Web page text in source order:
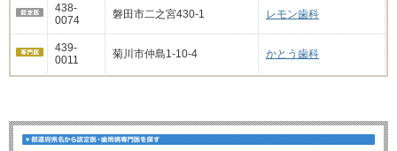
438-
0074
磐田市二之宮430-1 レモン歯科
439-
0011
菊川市仲島1-10-4 かとう歯科